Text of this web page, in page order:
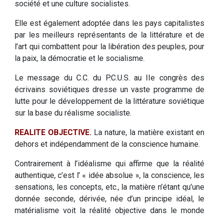
société et une culture socialistes.
Elle est également adoptée dans les pays capitalistes
par les meilleurs représentants de la littérature et de
l’art qui combattent pour la libération des peuples, pour
la paix, la démocratie et le socialisme.
Le message du C.C. du P.C.U.S. au IIe congrès des
écrivains soviétiques dresse un vaste programme de
lutte pour le développement de la littérature soviétique
sur la base du réalisme socialiste.
REALITE OBJECTIVE. La nature, la matière existant en
dehors et indépendamment de la conscience humaine.
Contrairement à l’idéalisme qui affirme que la réalité
authentique, c’est l’ « idée absolue », la conscience, les
sensations, les concepts, etc., la matière n’étant qu’une
donnée seconde, dérivée, née d’un principe idéal, le
matérialisme voit la réalité objective dans le monde